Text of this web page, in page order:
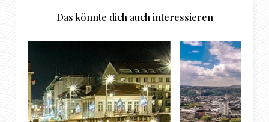
Das könnte dich auch interessieren